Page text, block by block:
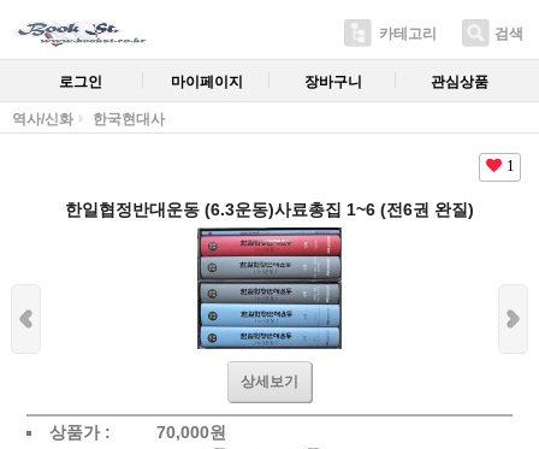
카테고리 검색
로그인 마이페이지 장바구니 관심상품
역사/신화 한국현대사
1
한일협정반대운동 (6.3운동)사료총집 1~6 (전6권 완질)
상세보기
상품가 : 70,000원